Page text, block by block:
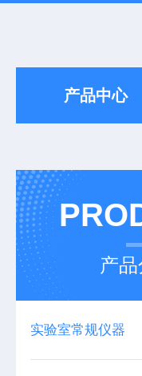
产品中心
产
实验室常规仪器